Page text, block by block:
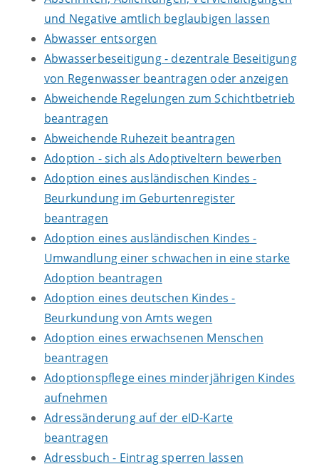
und Negative amtlich beglaubigen lassen
Abwasser entsorgen
Abwasserbeseitigung - dezentrale Beseitigung
von Regenwasser beantragen oder anzeigen
Abweichende Regelungen zum Schichtbetrieb
beantragen
Abweichende Ruhezeit beantragen
Adoption - sich als Adoptiveltern bewerben
Adoption eines ausländischen Kindes -
Beurkundung im Geburtenregister
beantragen
Adoption eines ausländischen Kindes -
Umwandlung einer schwachen in eine starke
Adoption beantragen
Adoption eines deutschen Kindes -
Beurkundung von Amts wegen
Adoption eines erwachsenen Menschen
beantragen
Adoptionspflege eines minderjährigen Kindes
aufnehmen
Adressänderung auf der eID-Karte
beantragen
Adressbuch - Eintrag sperren lassen